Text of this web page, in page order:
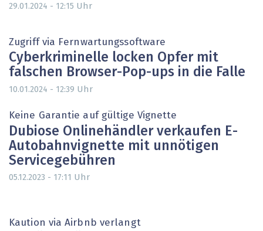
29.01.2024 - 12:15 Uhr
Zugriff via Fernwartungssoftware
Cyberkriminelle locken Opfer mit
falschen Browser-Pop-ups in die Falle
10.01.2024 - 12:39 Uhr
Keine Garantie auf gültige Vignette
Dubiose Onlinehändler verkaufen E-
Autobahnvignette mit unnötigen
Servicegebühren
05.12.2023 - 17:11 Uhr
Kaution via Airbnb verlangt